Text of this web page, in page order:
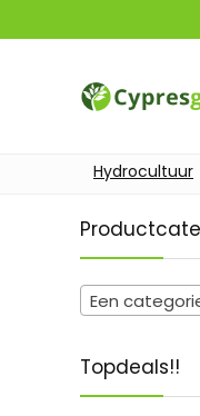
Hydrocultuur
Een
Topdeals!!